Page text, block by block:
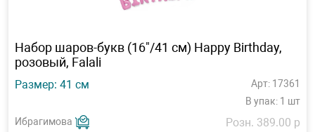
Набор шаров-букв (16"/41 см) Happy Birthday,
розовый, Falali
Размер: 41 см
Арт: 17361
В упак: 1 шт
Ибрагимова
Розн. 389.00 р